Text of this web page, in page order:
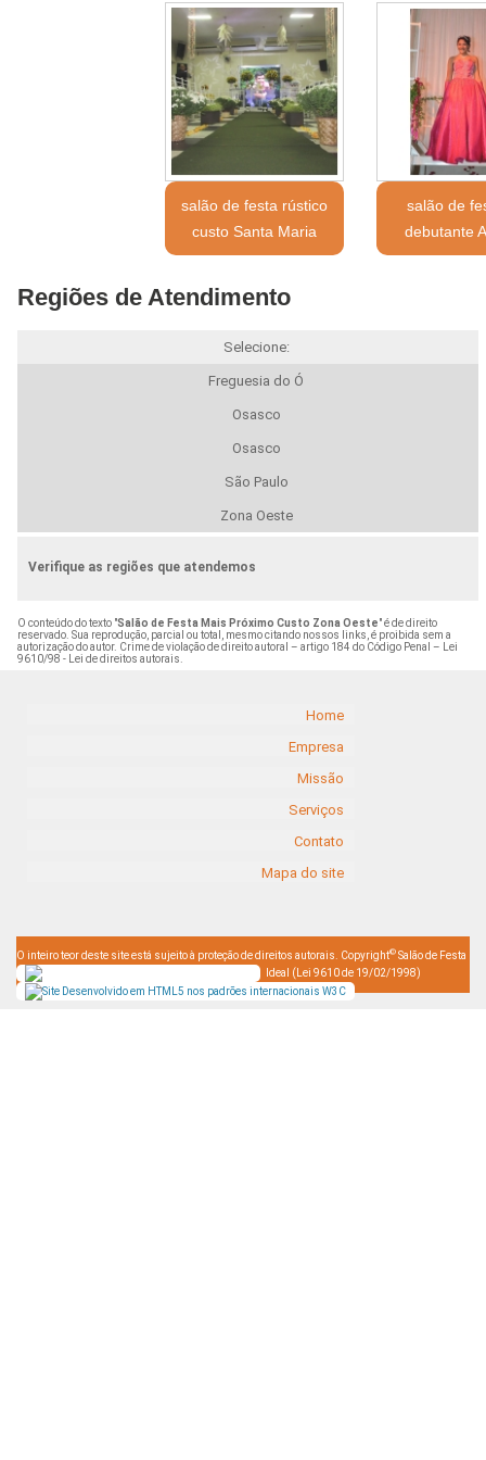
salão de festa rústico
custo Santa Maria
salão de
debutante
Regiões de Atendimento
Selecione:
Freguesia do Ó
Osasco
Osasco
São Paulo
Zona Oeste
Verifique as regiões que atendemos
O conteúdo do texto "Salão de Festa Mais Próximo Custo Zona Oeste" é de direito
reservado. Sua reprodução, parcial ou total, mesmo citando nossos links, é proibida sem a
autorização do autor. Crime de violação de direito autoral – artigo 184 do Código Penal – Lei
9610/98 - Lei de direitos autorais.
Home
Empresa
Missão
Serviços
Contato
Mapa do site
O inteiro teor deste site está sujeito à proteção de direitos autorais. Copyright© Salão de Festa
Ideal (Lei 9610 de 19/02/1998)